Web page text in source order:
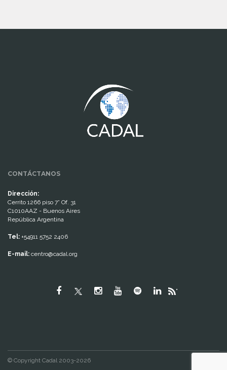
CONTÁCTANOS
Dirección:
Cerrito 1266 piso 7° Of. 31
C1010AAZ - Buenos Aires
República Argentina
Tel: +54911 5752 2406
E-mail: centro@cadal.org
"
© Copyright Cadal 2003-2026